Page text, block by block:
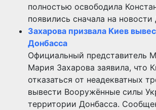
полностью освободила
появились сначала на
Захарова призвала Киев
Донбасса
Официальный представитель
Мария Захарова заявила, что
отказаться от неадекватных
вывести Вооружённые силы
территории Донбасса.